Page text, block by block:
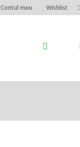
Contul meu Wishlist